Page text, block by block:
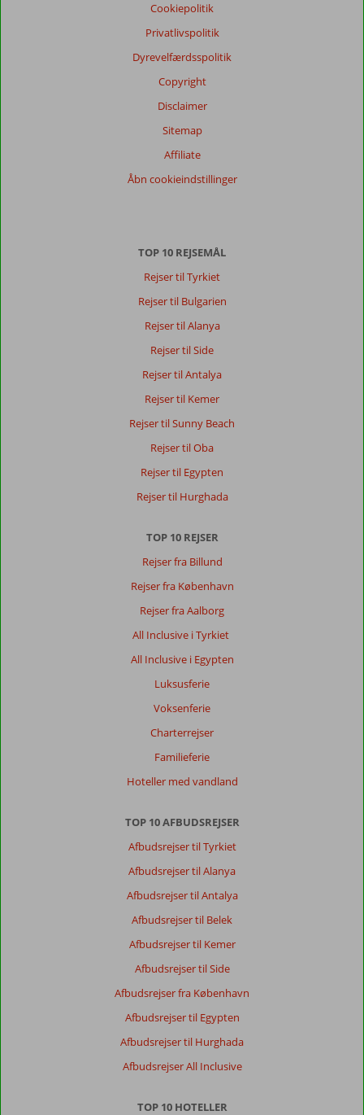
Cookiepolitik
Privatlivspolitik
Dyrevelfærdsspolitik
Copyright
Disclaimer
Sitemap
Affiliate
Åbn cookieindstillinger
TOP 10 REJSEMÅL
Rejser til Tyrkiet
Rejser til Bulgarien
Rejser til Alanya
Rejser til Side
Rejser til Antalya
Rejser til Kemer
Rejser til Sunny Beach
Rejser til Oba
Rejser til Egypten
Rejser til Hurghada
TOP 10 REJSER
Rejser fra Billund
Rejser fra København
Rejser fra Aalborg
All Inclusive i Tyrkiet
All Inclusive i Egypten
Luksusferie
Voksenferie
Charterrejser
Familieferie
Hoteller med vandland
TOP 10 AFBUDSREJSER
Afbudsrejser til Tyrkiet
Afbudsrejser til Alanya
Afbudsrejser til Antalya
Afbudsrejser til Belek
Afbudsrejser til Kemer
Afbudsrejser til Side
Afbudsrejser fra København
Afbudsrejser til Egypten
Afbudsrejser til Hurghada
Afbudsrejser All Inclusive
TOP 10 HOTELLER